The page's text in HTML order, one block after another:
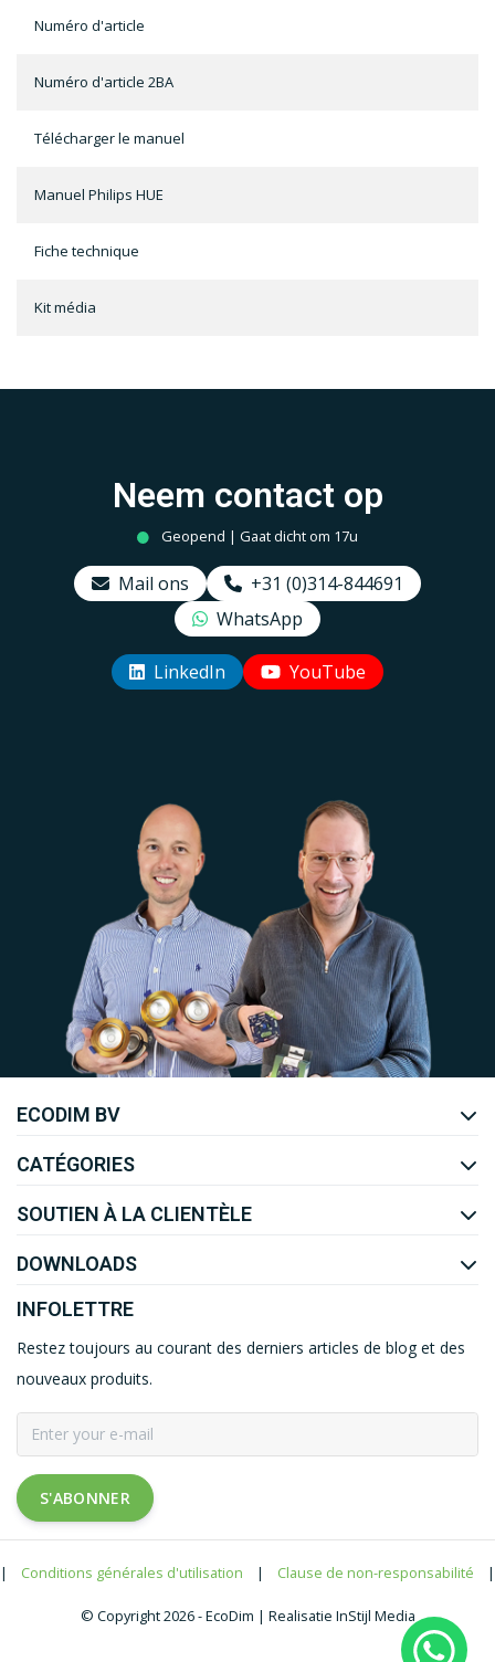
Numéro d'article
Numéro d'article 2BA
Télécharger le manuel
Manuel Philips HUE
Fiche technique
Kit média
Neem contact op
Geopend | Gaat dicht om 17u
Mail ons
+31 (0)314-844691
WhatsApp
LinkedIn YouTube
Uw EcoDim team
ECODIM BV
CATÉGORIES
SOUTIEN À LA CLIENTÈLE
DOWNLOADS
INFOLETTRE
Restez toujours au courant des derniers articles de blog et des
nouveaux produits.
S'ABONNER
| Conditions générales d'utilisation | Clause de non-responsabilité |
© Copyright 2026 - EcoDim | Realisatie InStijl Media